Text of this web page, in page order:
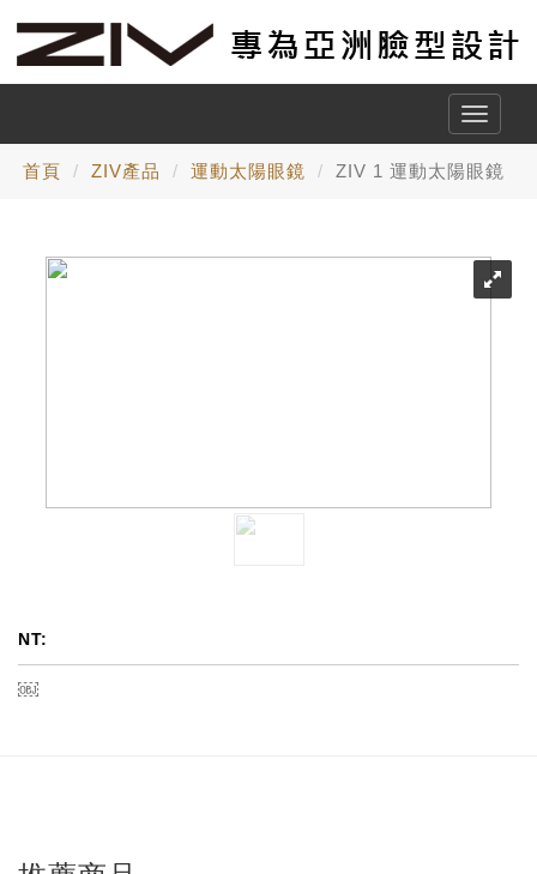
Toggle
首頁 ZIV產品 運動太陽眼鏡 ZIV 1 運動太陽眼鏡
NT:
￼